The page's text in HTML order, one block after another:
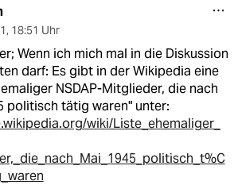
, 18:51 Uhr
Wenn ich mich mal in die Diskussion
darf: Es gibt in der Wikipedia eine
NSDAP-Mitglieder, die nach
politisch tätig waren" unter:
wiki/Liste_ehemaliger_